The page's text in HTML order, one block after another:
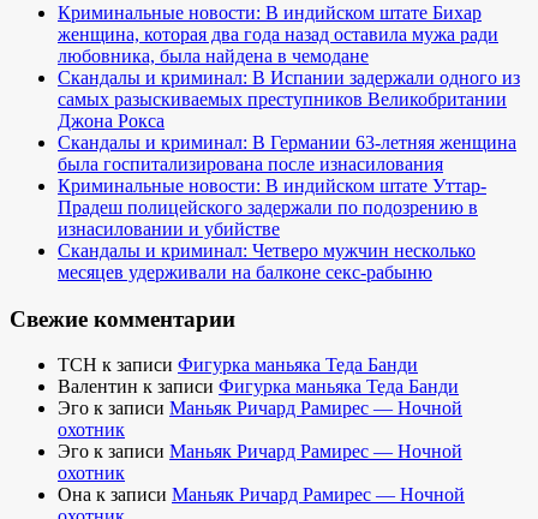
Криминальные новости: В индийском штате Бихар
женщина, которая два года назад оставила мужа ради
любовника, была найдена в чемодане
Скандалы и криминал: В Испании задержали одного из
самых разыскиваемых преступников Великобритании
Джона Рокса
Скандалы и криминал: В Германии 63-летняя женщина
была госпитализирована после изнасилования
Криминальные новости: В индийском штате Уттар-
Прадеш полицейского задержали по подозрению в
изнасиловании и убийстве
Скандалы и криминал: Четверо мужчин несколько
месяцев удерживали на балконе секс-рабыню
Свежие комментарии
TCH к записи Фигурка маньяка Теда Банди
Валентин к записи Фигурка маньяка Теда Банди
Эго к записи Маньяк Ричард Рамирес — Ночной
охотник
Эго к записи Маньяк Ричард Рамирес — Ночной
охотник
Она к записи Маньяк Ричард Рамирес — Ночной